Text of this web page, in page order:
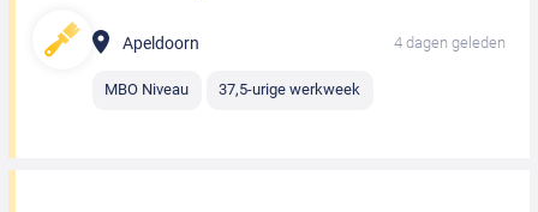
Apeldoorn 4 dagen geleden
MBO Niveau 37,5-urige werkweek